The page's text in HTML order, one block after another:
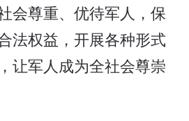
尊重、优待军人，保
法权益，开展各种形式
让军人成为全社会尊崇